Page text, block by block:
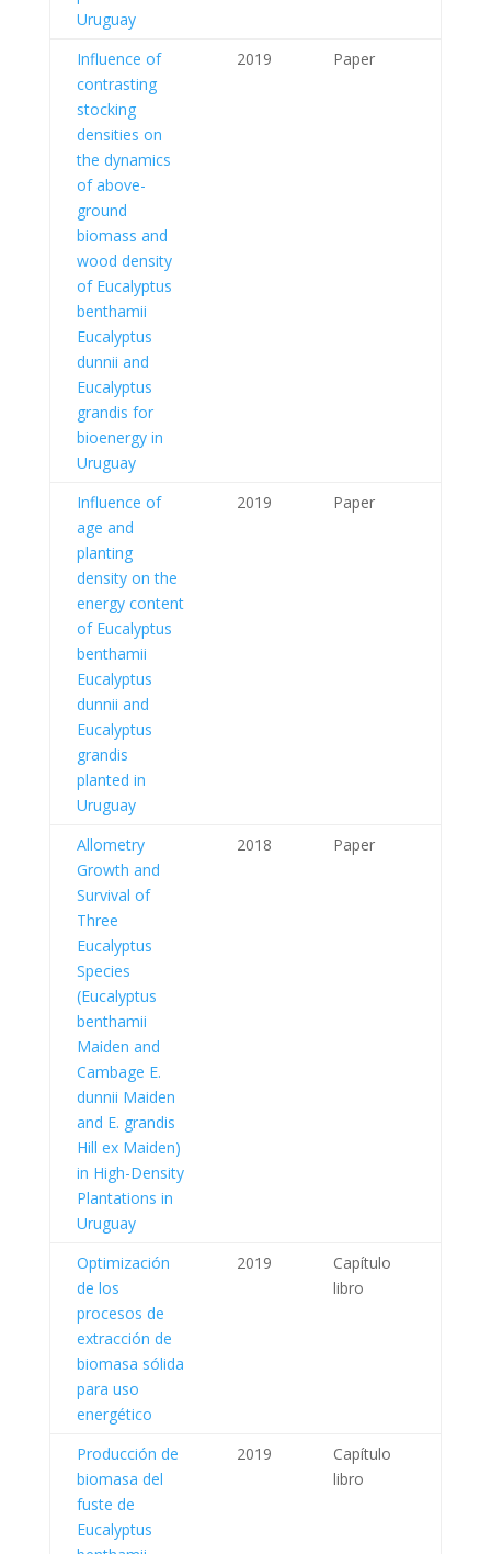
Uruguay
Influence of
contrasting
stocking
densities on
the dynamics
of above-
ground
biomass and
wood density
of Eucalyptus
benthamii
Eucalyptus
dunnii and
Eucalyptus
grandis for
bioenergy in
Uruguay
2019 Paper
Influence of
age and
planting
density on the
energy content
of Eucalyptus
benthamii
Eucalyptus
dunnii and
Eucalyptus
grandis
planted in
Uruguay
2019 Paper
Allometry
Growth and
Survival of
Three
Eucalyptus
Species
(Eucalyptus
benthamii
Maiden and
Cambage E.
dunnii Maiden
and E. grandis
Hill ex Maiden)
in High-Density
Plantations in
Uruguay
2018 Paper
Optimización
de los
procesos de
extracción de
biomasa sólida
para uso
energético
2019
Capítulo
libro
Producción de
biomasa del
fuste de
Eucalyptus
2019
Capítulo
libro